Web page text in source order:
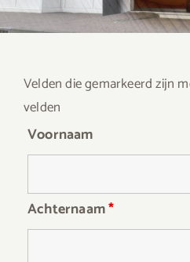
Velden die gemarkeerd zijn
velden
Voornaam
Achternaam*